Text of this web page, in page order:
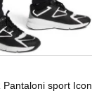
Pantaloni sport Icon